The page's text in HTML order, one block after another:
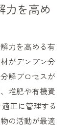
力を高め
力を高める有
がデンプン分
解プロセスが
堆肥や有機資
正に管理する
の活動が最適